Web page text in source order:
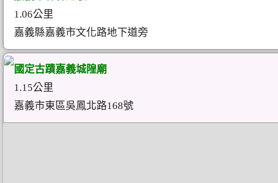
1.06公里
嘉義縣嘉義市文化路地下道旁
國定古蹟嘉義城隍廟
1.15公里
嘉義市東區吳鳳北路168號